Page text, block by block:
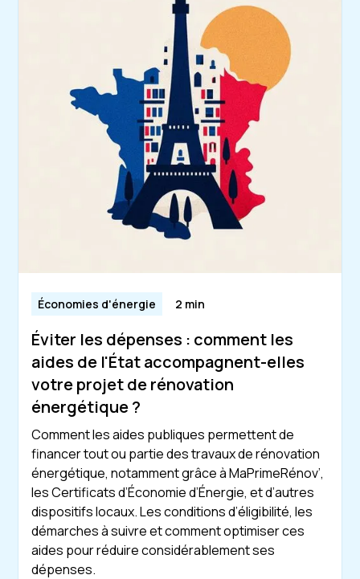
Économies d'énergie 2 min
Éviter les dépenses : comment les
aides de l'État accompagnent-elles
votre projet de rénovation
énergétique ?
Comment les aides publiques permettent de
financer tout ou partie des travaux de rénovation
énergétique, notamment grâce à MaPrimeRénov’,
les Certificats d’Économie d’Énergie, et d’autres
dispositifs locaux. Les conditions d’éligibilité, les
démarches à suivre et comment optimiser ces
aides pour réduire considérablement ses
dépenses.